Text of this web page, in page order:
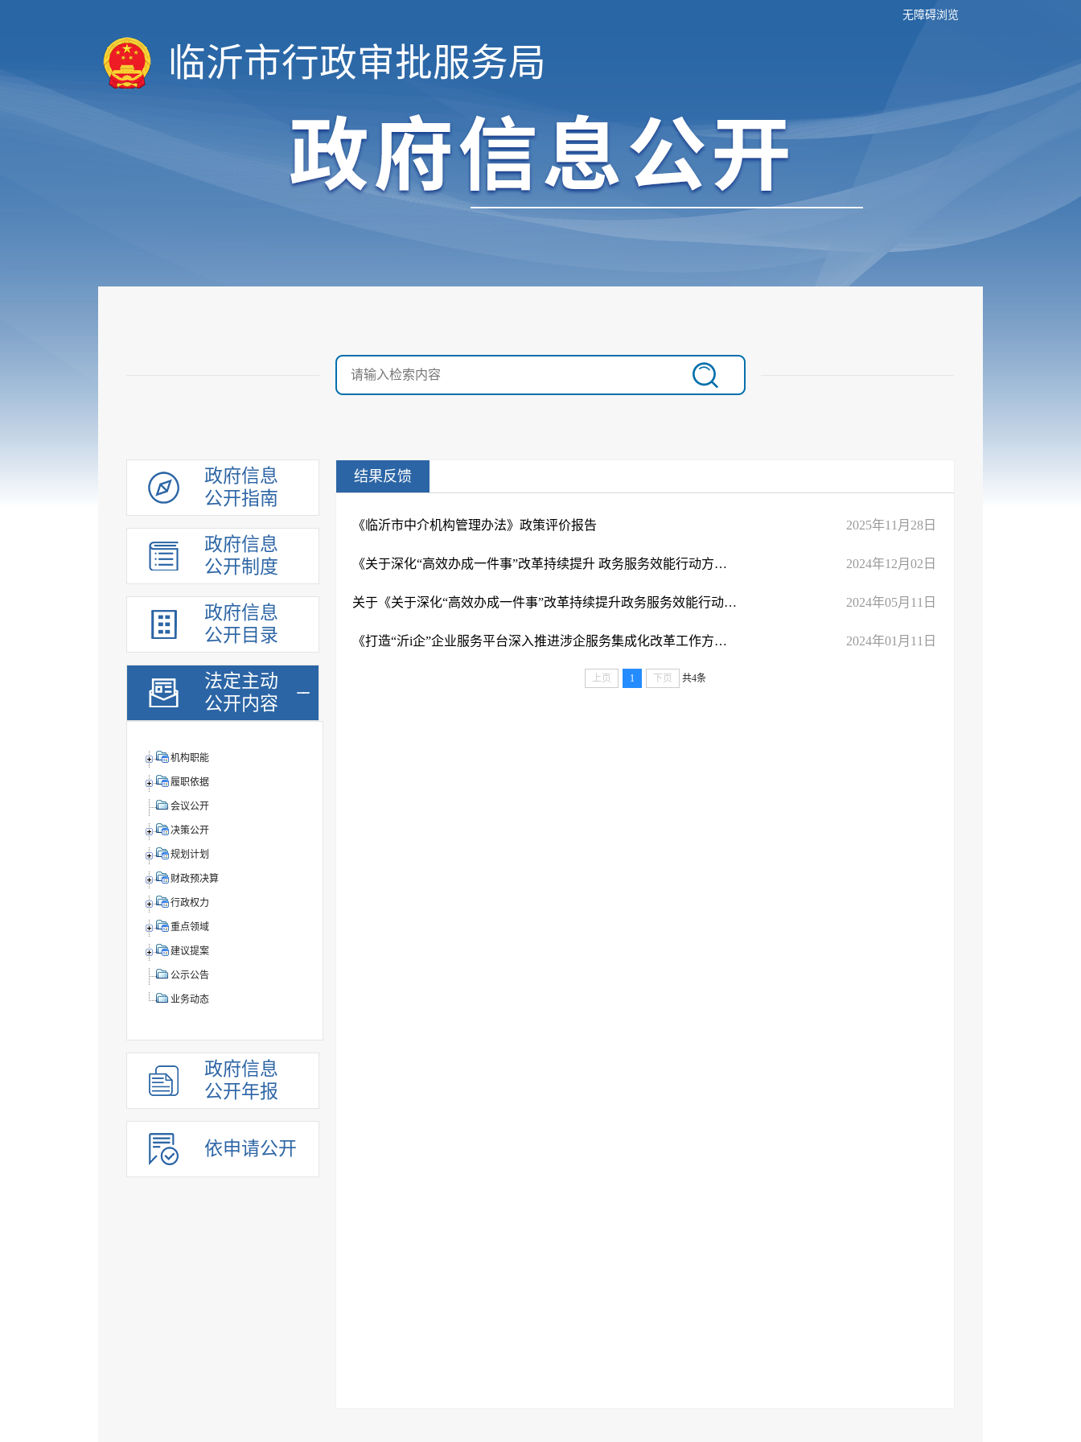
无障碍浏览
临沂市行政审批服务局
政府信息
公开指南
政府信息
公开制度
政府信息
公开目录
法定主动
公开内容
机构职能
履职依据
会议公开
决策公开
规划计划
财政预决算
行政权力
重点领域
建议提案
公示公告
业务动态
政府信息
公开年报
依申请公开
结果反馈
《临沂市中介机构管理办法》政策评价报告 2025年11月28日
《关于深化“高效办成一件事”改革持续提升 政务服务效能行动方案》实施... 2024年12月02日
关于《关于深化“高效办成一件事”改革持续提升政务服务效能行动方案（ ... 2024年05月11日
《打造“沂i企”企业服务平台深入推进涉企服务集成化改革工作方案》实施... 2024年01月11日
上页 1 下页 共4条